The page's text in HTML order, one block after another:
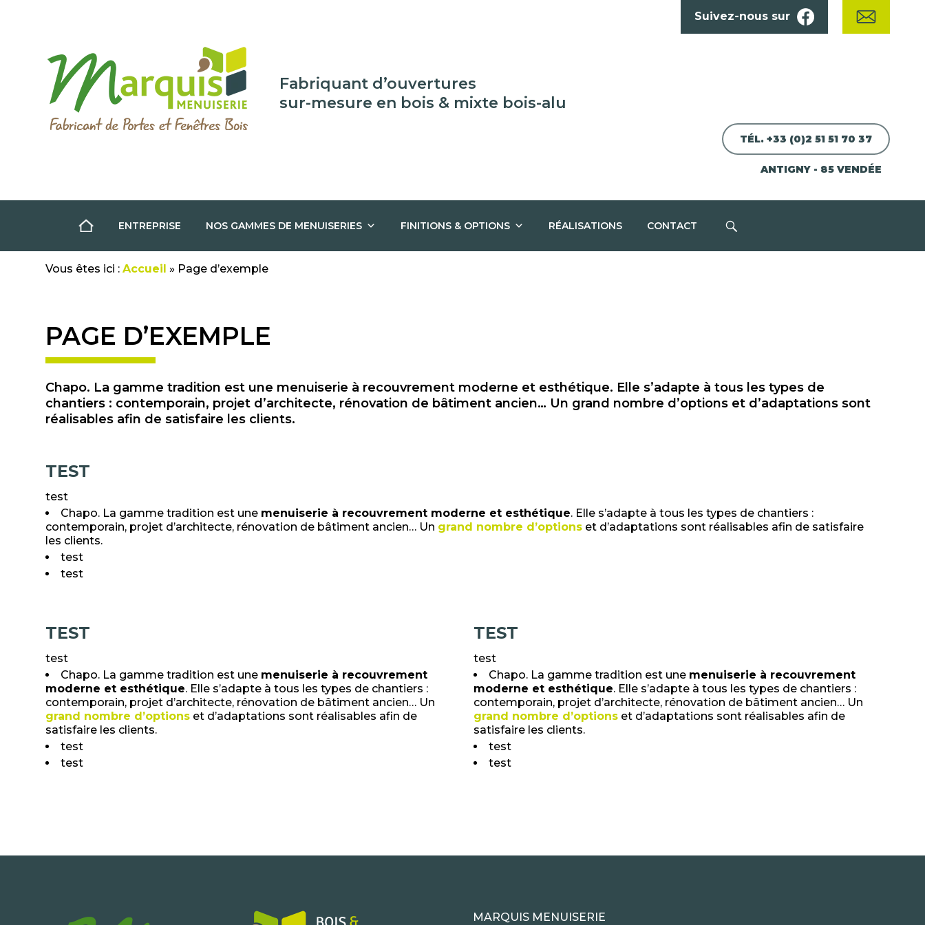
Suivez-nous sur
Fabriquant d’ouvertures
sur-mesure en bois & mixte bois-alu
TÉL. +33 (0)2 51 51 70 37
ANTIGNY - 85 VENDÉE
ENTREPRISE NOS GAMMES DE MENUISERIES FINITIONS & OPTIONS RÉALISATIONS CONTACT
Vous êtes ici : Accueil » Page d’exemple
PAGE D’EXEMPLE
Chapo. La gamme tradition est une menuiserie à recouvrement moderne et esthétique. Elle s’adapte à tous les types de
chantiers : contemporain, projet d’architecte, rénovation de bâtiment ancien… Un grand nombre d’options et d’adaptations sont
réalisables afin de satisfaire les clients.
TEST
test
Chapo. La gamme tradition est une menuiserie à recouvrement moderne et esthétique. Elle s’adapte à tous les types de chantiers :
contemporain, projet d’architecte, rénovation de bâtiment ancien… Un grand nombre d’options et d’adaptations sont réalisables afin de satisfaire
les clients.
test
test
TEST
test
Chapo. La gamme tradition est une menuiserie à recouvrement
moderne et esthétique. Elle s’adapte à tous les types de chantiers :
contemporain, projet d’architecte, rénovation de bâtiment ancien… Un
grand nombre d’options et d’adaptations sont réalisables afin de
satisfaire les clients.
test
test
TEST
test
Chapo. La gamme tradition est une menuiserie à recouvrement
moderne et esthétique. Elle s’adapte à tous les types de chantiers :
contemporain, projet d’architecte, rénovation de bâtiment ancien… Un
grand nombre d’options et d’adaptations sont réalisables afin de
satisfaire les clients.
test
test
MARQUIS MENUISERIE